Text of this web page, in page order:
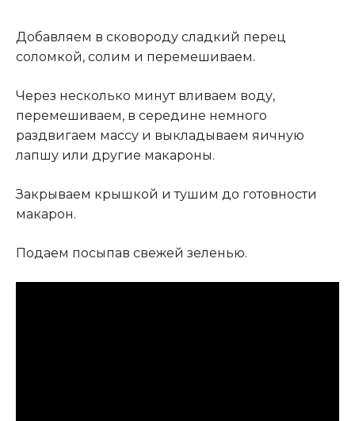
Добавляем в сковороду сладкий перец
соломкой, солим и перемешиваем.
Через несколько минут вливаем воду,
перемешиваем, в середине немного
раздвигаем массу и выкладываем яичную
лапшу или другие макароны.
Закрываем крышкой и тушим до готовности
макарон.
Подаем посыпав свежей зеленью.